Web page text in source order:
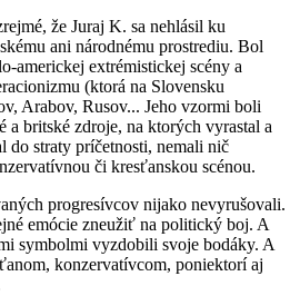
že Juraj K. sa nehlásil ku
ani národnému prostrediu. Bol
americkej extrémistickej scény a
(ktorá na Slovensku
Arabov, Rusov... Jeho vzormi boli
a britské zdroje, na ktorých vyrastal a
do straty príčetnosti, nemali nič
či kresťanskou scénou.
progresívcov nijako nevyrušovali.
emócie zneužiť na politický boj. A
symbolmi vyzdobili svoje bodáky. A
konzervatívcom, poniektorí aj